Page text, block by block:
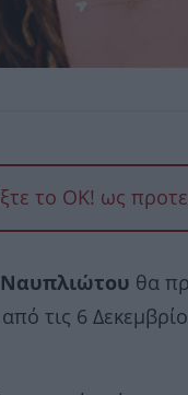
το OK! ως
θα
από τις 6